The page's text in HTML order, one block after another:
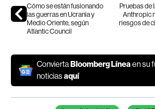
Cómo se están fusionando
las guerras en Ucrania y
Medio Oriente, según
Atlantic Council
Pruebas de
Anthropic
riesgos de
ConviertaBloomberg Líneaen su
noticiasaquí